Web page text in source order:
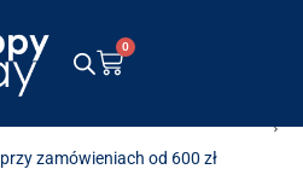
0
przy zamówieniach od 600 zł